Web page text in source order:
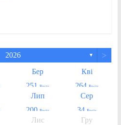
2026 ▼ >
Бер
251
Posts
Кві
264 Posts
Лип
200 Posts
Сер
34 Posts
Лис
Гру